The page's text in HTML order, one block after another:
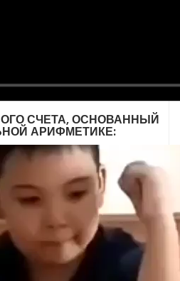
СЧЕТА, ОСНОВАННЫЙ
АРИФМЕТИКЕ: